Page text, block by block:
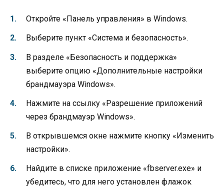
Откройте «Панель управления» в Windows.
Выберите пункт «Система и безопасность».
В разделе «Безопасность и поддержка»
выберите опцию «Дополнительные настройки
брандмауэра Windows».
Нажмите на ссылку «Разрешение приложений
через брандмауэр Windows».
В открывшемся окне нажмите кнопку «Изменить
настройки».
Найдите в списке приложение «fbserver.exe» и
убедитесь, что для него установлен флажок